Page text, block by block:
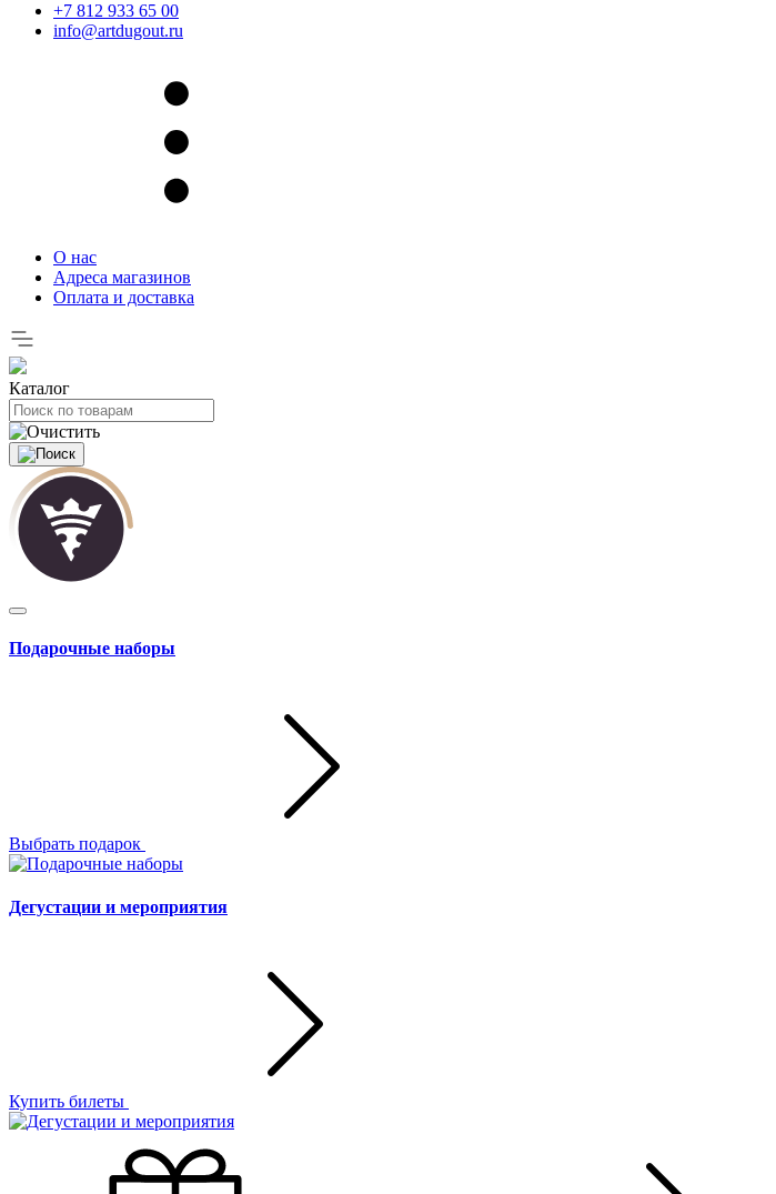
+7 812 933 65 00
info@artdugout.ru
О нас
Адреса магазинов
Оплата и доставка
Каталог
Подарочные наборы
Выбрать подарок
Дегустации и мероприятия
Купить билеты